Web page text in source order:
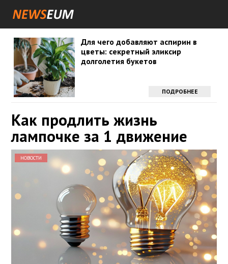
Для чего добавляют аспирин в
цветы: секретный эликсир
долголетия букетов
ПОДРОБНЕЕ
Как продлить жизнь
лампочке за 1 движение
НОВОСТИ